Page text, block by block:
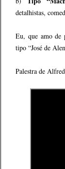
detalhistas,
Eu, que amo de
tipo “José de
Palestra de